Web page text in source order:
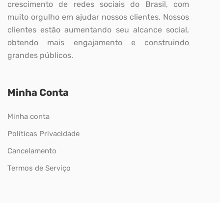
crescimento de redes sociais do Brasil, com
muito orgulho em ajudar nossos clientes. Nossos
clientes estão aumentando seu alcance social,
obtendo mais engajamento e construindo
grandes públicos.
Minha Conta
Minha conta
Políticas Privacidade
Cancelamento
Termos de Serviço